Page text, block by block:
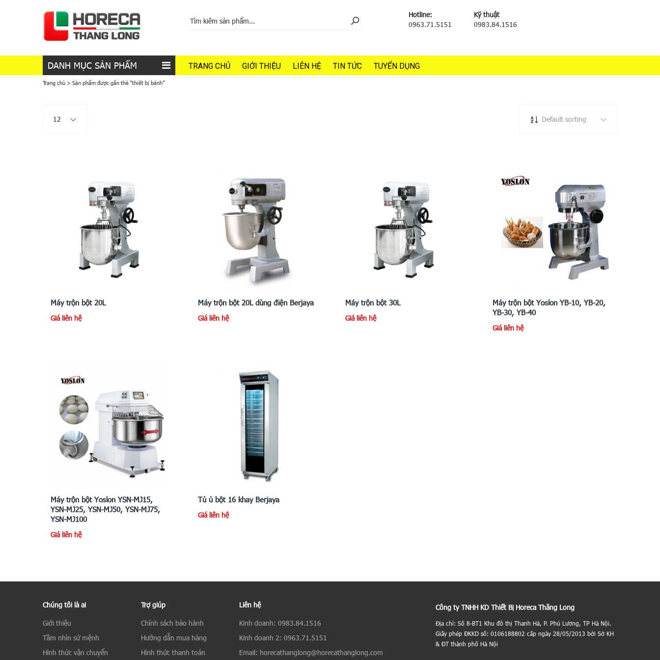
Hotline:
0963.71.5151
Kỹ thuật
0983.84.1516
DANH MỤC SẢN PHẨM TRANG CHỦ GIỚI THIỆU LIÊN HỆ TIN TỨC TUYỂN DỤNG
Trang chủ > Sản phẩm được gắn thẻ “thiết bị bánh”
12 Default sorting
Máy trộn bột 20L
Giá liên hệ
Máy trộn bột 20L dùng điện Berjaya
Giá liên hệ
Máy trộn bột 30L
Giá liên hệ
Máy trộn bột Yoslon YB-10, YB-20,
YB-30, YB-40
Giá liên hệ
Máy trộn bột Yoslon YSN-MJ15,
YSN-MJ25, YSN-MJ50, YSN-MJ75,
YSN-MJ100
Giá liên hệ
Tủ ủ bột 16 khay Berjaya
Giá liên hệ
Chúng tôi là ai
Giới thiệu
Tầm nhìn sứ mệnh
Hình thức vận chuyển
Trợ giúp
Chính sách bảo hành
Hướng dẫn mua hàng
Hình thức thanh toán
Liên hệ
Kinh doanh: 0983.84.1516
Kinh doanh 2: 0963.71.5151
Email: horecathanglong@horecathanglong.com
Công ty TNHH KD Thiết Bị Horeca Thăng Long
Địa chỉ: Số 8-BT1 Khu đô thị Thanh Hà, P. Phú Lương, TP Hà Nội.
Giấy phép ĐKKD số: 0106188802 cấp ngày 28/05/2013 bởi Sở KH
& ĐT thành phố Hà Nội